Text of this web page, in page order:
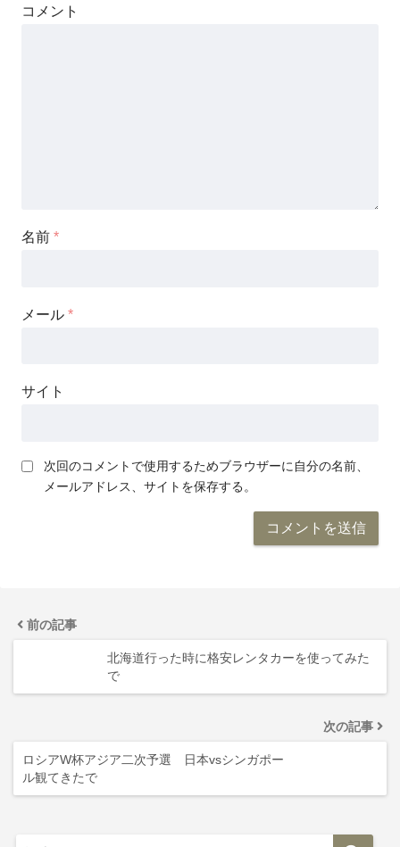
コメント
名前 *
メール *
サイト
次回のコメントで使用するためブラウザーに自分の名前、
メールアドレス、サイトを保存する。
前の記事
北海道行った時に格安レンタカーを使ってみた
で
次の記事
ロシアW杯アジア二次予選 日本vsシンガポー
ル観てきたで